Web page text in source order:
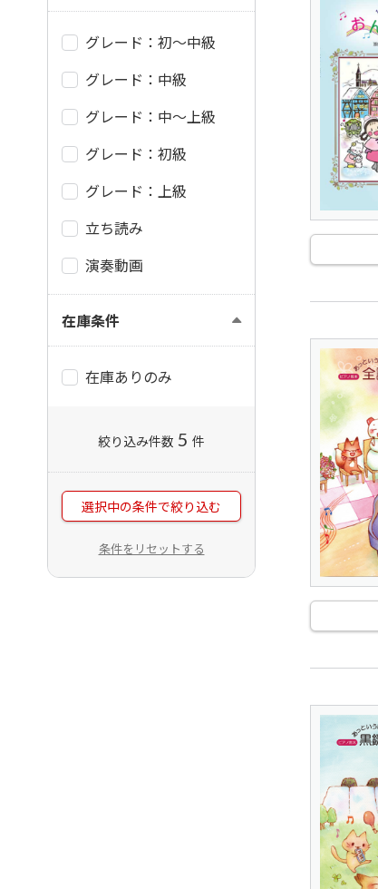
グレード：初～中級
グレード：中級
グレード：中～上級
グレード：初級
グレード：上級
立ち読み
演奏動画
在庫条件
在庫ありのみ
絞り込み件数 5 件
選択中の条件で絞り込む
条件をリセットする